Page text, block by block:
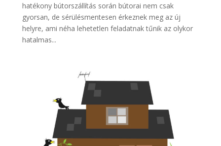
hatékony bútorszállítás során bútorai nem csak
gyorsan, de sérülésmentesen érkeznek meg az új
helyre, ami néha lehetetlen feladatnak tűnik az olykor
hatalmas...